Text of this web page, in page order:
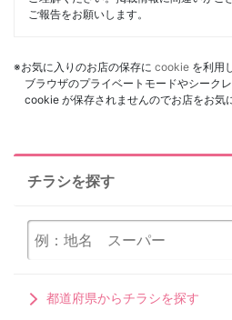
ご報告をお願いします。
※お気に入りのお店の保存に cookie を利用
ブラウザのプライベートモードやシーク
cookie が保存されませんのでお店をお気
チラシを探す
都道府県からチラシを探す